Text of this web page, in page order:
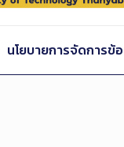
นโยบายการจัดการข้